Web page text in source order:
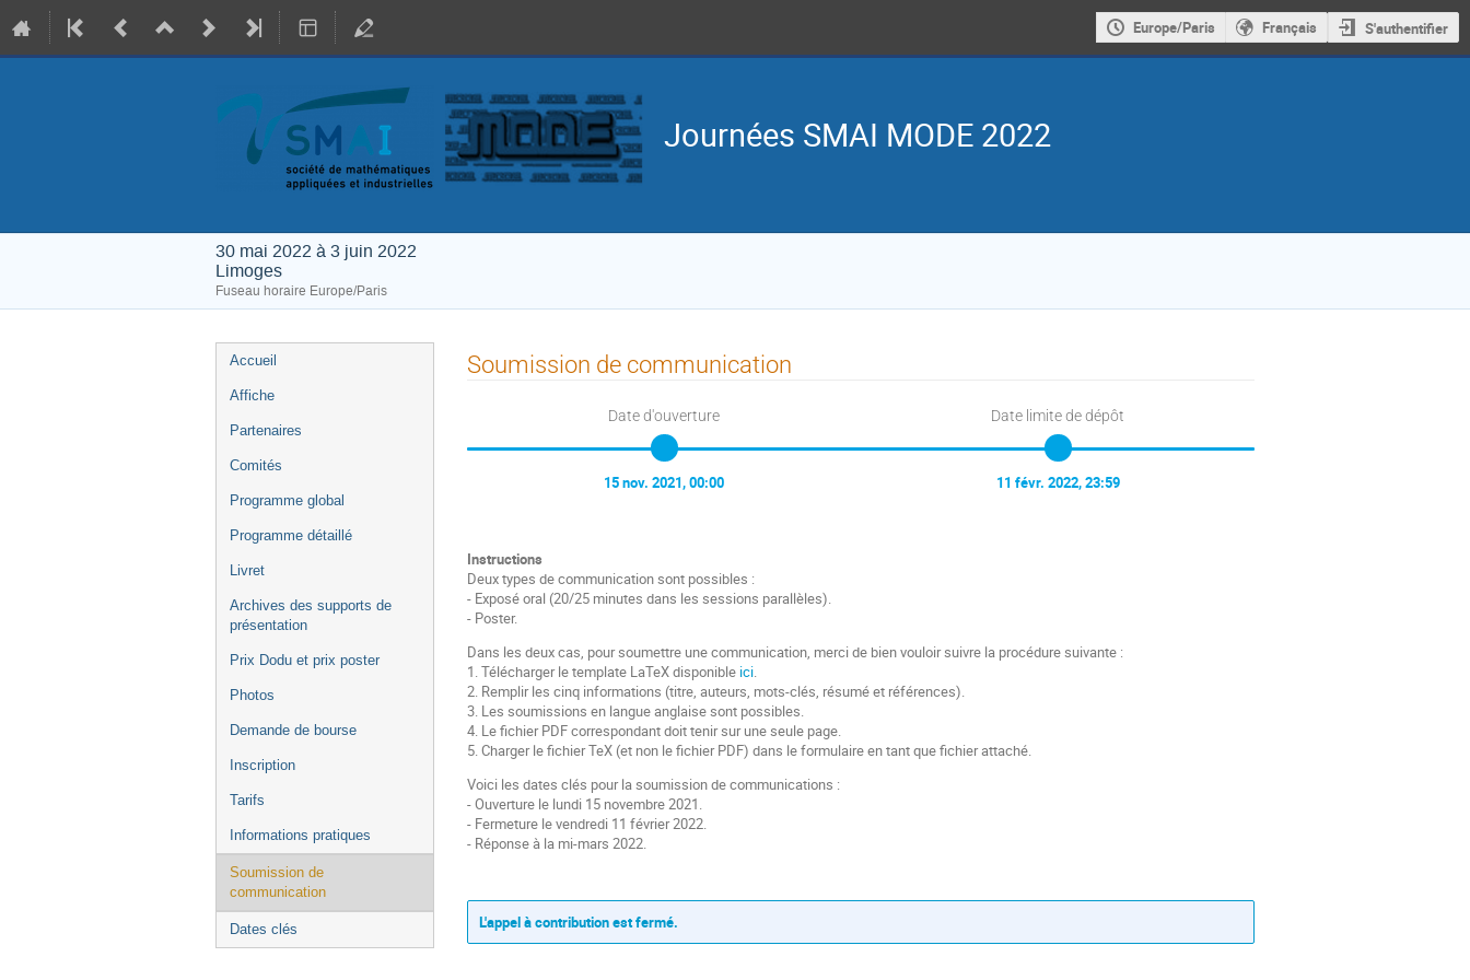
Europe/Paris Français S'authentifier
Journées SMAI MODE 2022
30 mai 2022 à 3 juin 2022
Limoges
Fuseau horaire Europe/Paris
Menu
de
Accueil
Affiche
Partenaires
Comités
Programme global
Programme détaillé
Livret
Archives des supports de
présentation
Prix Dodu et prix poster
Photos
Demande de bourse
Inscription
Tarifs
Informations pratiques
Soumission de
communication
Dates clés
Soumission de communication
Date d'ouverture
15 nov. 2021, 00:00
Date limite de dépôt
11 févr. 2022, 23:59
Instructions
Deux types de communication sont possibles :
- Exposé oral (20/25 minutes dans les sessions parallèles).
- Poster.
Dans les deux cas, pour soumettre une communication, merci de bien vouloir suivre la procédure suivante :
1. Télécharger le template LaTeX disponible ici.
2. Remplir les cinq informations (titre, auteurs, mots-clés, résumé et références).
3. Les soumissions en langue anglaise sont possibles.
4. Le fichier PDF correspondant doit tenir sur une seule page.
5. Charger le fichier TeX (et non le fichier PDF) dans le formulaire en tant que fichier attaché.
Voici les dates clés pour la soumission de communications :
- Ouverture le lundi 15 novembre 2021.
- Fermeture le vendredi 11 février 2022.
- Réponse à la mi-mars 2022.
L'appel à contribution est fermé.